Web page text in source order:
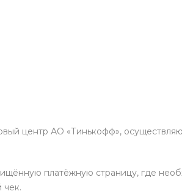
центр АО «Тинькофф»,
платёжную страницу, где
чек.